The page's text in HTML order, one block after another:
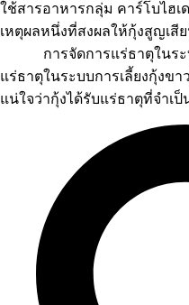
ใช้สารอาหารกลุ่ม คาร์โบไฮเ
เหตุผลหนึ่งที่สงผลให้กุ้งสูญเสี
การจัดการแร่ธาตุในร
แร่ธาตุในระบบการเลี้ยงกุ้ง
แน่ใจว่ากุ้งได้รับแร่ธาตุที่จำเ